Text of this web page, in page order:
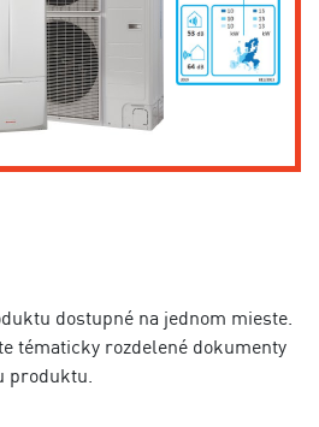
dostupné na jednom mieste.
tématicky rozdelené dokumenty
produktu.